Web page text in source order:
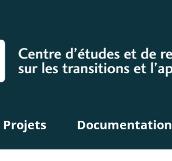
Projets Documentation